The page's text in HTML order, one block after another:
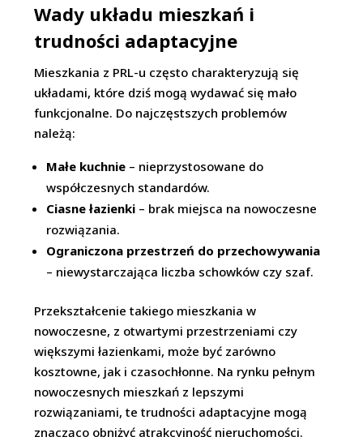
Wady układu mieszkań i
trudności adaptacyjne
Mieszkania z PRL-u często charakteryzują się
układami, które dziś mogą wydawać się mało
funkcjonalne. Do najczęstszych problemów
należą:
Małe kuchnie – nieprzystosowane do
współczesnych standardów.
Ciasne łazienki – brak miejsca na nowoczesne
rozwiązania.
Ograniczona przestrzeń do przechowywania
– niewystarczająca liczba schowków czy szaf.
Przekształcenie takiego mieszkania w
nowoczesne, z otwartymi przestrzeniami czy
większymi łazienkami, może być zarówno
kosztowne, jak i czasochłonne. Na rynku pełnym
nowoczesnych mieszkań z lepszymi
rozwiązaniami, te trudności adaptacyjne mogą
znacząco obniżyć atrakcyjność nieruchomości.